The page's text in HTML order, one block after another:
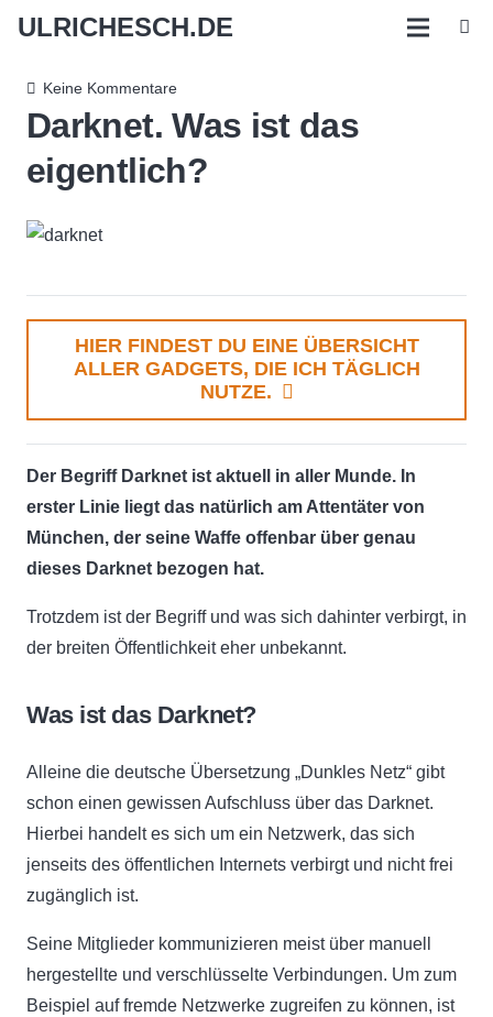
ULRICHESCH.DE
Keine Kommentare
Darknet. Was ist das
eigentlich?
HIER FINDEST DU EINE ÜBERSICHT
ALLER GADGETS, DIE ICH TÄGLICH
NUTZE.
Der Begriff Darknet ist aktuell in aller Munde. In
erster Linie liegt das natürlich am Attentäter von
München, der seine Waffe offenbar über genau
dieses Darknet bezogen hat.
Trotzdem ist der Begriff und was sich dahinter verbirgt, in
der breiten Öffentlichkeit eher unbekannt.
Was ist das Darknet?
Alleine die deutsche Übersetzung „Dunkles Netz“ gibt
schon einen gewissen Aufschluss über das Darknet.
Hierbei handelt es sich um ein Netzwerk, das sich
jenseits des öffentlichen Internets verbirgt und nicht frei
zugänglich ist.
Seine Mitglieder kommunizieren meist über manuell
hergestellte und verschlüsselte Verbindungen. Um zum
Beispiel auf fremde Netzwerke zugreifen zu können, ist